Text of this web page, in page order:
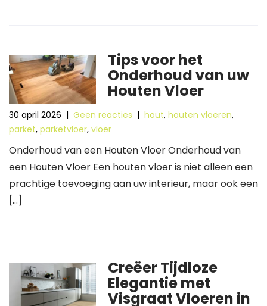
Tips voor het
Onderhoud van uw
Houten Vloer
30 april 2026 | Geen reacties | hout, houten vloeren,
parket, parketvloer, vloer
Onderhoud van een Houten Vloer Onderhoud van
een Houten Vloer Een houten vloer is niet alleen een
prachtige toevoeging aan uw interieur, maar ook een
[…]
Creëer Tijdloze
Elegantie met
Visgraat Vloeren in